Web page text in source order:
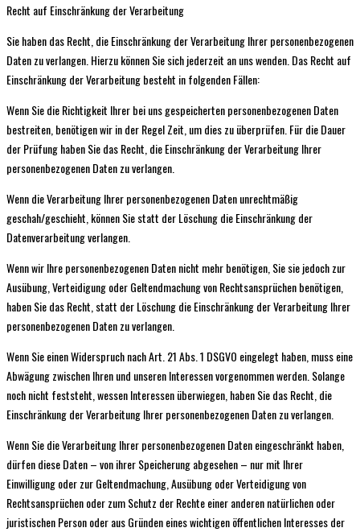
Recht auf Einschränkung der Verarbeitung
Sie haben das Recht, die Einschränkung der Verarbeitung Ihrer personenbezogenen
Daten zu verlangen. Hierzu können Sie sich jederzeit an uns wenden. Das Recht auf
Einschränkung der Verarbeitung besteht in folgenden Fällen:
Wenn Sie die Richtigkeit Ihrer bei uns gespeicherten personenbezogenen Daten
bestreiten, benötigen wir in der Regel Zeit, um dies zu überprüfen. Für die Dauer
der Prüfung haben Sie das Recht, die Einschränkung der Verarbeitung Ihrer
personenbezogenen Daten zu verlangen.
Wenn die Verarbeitung Ihrer personenbezogenen Daten unrechtmäßig
geschah/geschieht, können Sie statt der Löschung die Einschränkung der
Datenverarbeitung verlangen.
Wenn wir Ihre personenbezogenen Daten nicht mehr benötigen, Sie sie jedoch zur
Ausübung, Verteidigung oder Geltendmachung von Rechtsansprüchen benötigen,
haben Sie das Recht, statt der Löschung die Einschränkung der Verarbeitung Ihrer
personenbezogenen Daten zu verlangen.
Wenn Sie einen Widerspruch nach Art. 21 Abs. 1 DSGVO eingelegt haben, muss eine
Abwägung zwischen Ihren und unseren Interessen vorgenommen werden. Solange
noch nicht feststeht, wessen Interessen überwiegen, haben Sie das Recht, die
Einschränkung der Verarbeitung Ihrer personenbezogenen Daten zu verlangen.
Wenn Sie die Verarbeitung Ihrer personenbezogenen Daten eingeschränkt haben,
dürfen diese Daten – von ihrer Speicherung abgesehen – nur mit Ihrer
Einwilligung oder zur Geltendmachung, Ausübung oder Verteidigung von
Rechtsansprüchen oder zum Schutz der Rechte einer anderen natürlichen oder
juristischen Person oder aus Gründen eines wichtigen öffentlichen Interesses der